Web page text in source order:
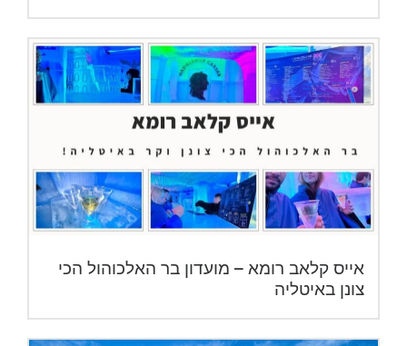
אייס קלאב רומא – מועדון בר האלכוהול הכי
צונן באיטליה